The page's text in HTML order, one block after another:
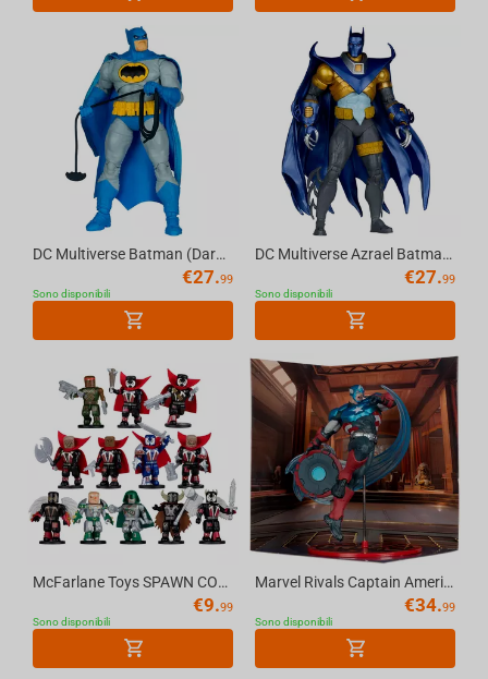
DC Multiverse Batman (Dark Knight Returns) 7in Action Figure McFarlane Toys
€27.99
Sono disponibili
DC Multiverse Azrael Batman Armor (Detective Comics #667) 7in Action Figure McFarlane...
€27.99
Sono disponibili
McFarlane Toys SPAWN CONSTRUCTION FIGURE Blind Bag
€9.99
Sono disponibili
Marvel Rivals Captain America 1:10th Scale Collectible McFarlane Toys
€34.99
Sono disponibili